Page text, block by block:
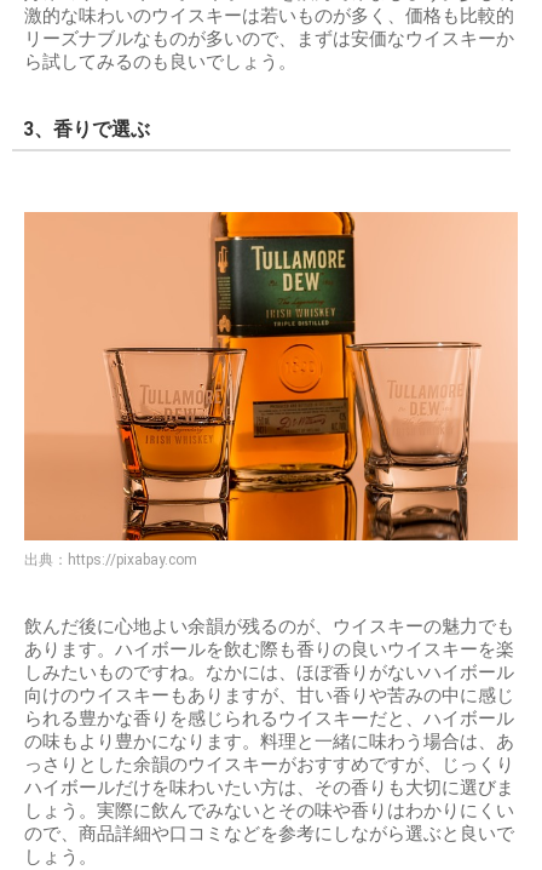
激的な味わいのウイスキーは若いものが多く、価格も比較的
リーズナブルなものが多いので、まずは安価なウイスキーか
ら試してみるのも良いでしょう。
3、香りで選ぶ
出典： https://pixabay.com
飲んだ後に心地よい余韻が残るのが、ウイスキーの魅力でも
あります。ハイボールを飲む際も香りの良いウイスキーを楽
しみたいものですね。なかには、ほぼ香りがないハイボール
向けのウイスキーもありますが、甘い香りや苦みの中に感じ
られる豊かな香りを感じられるウイスキーだと、ハイボール
の味もより豊かになります。料理と一緒に味わう場合は、あ
っさりとした余韻のウイスキーがおすすめですが、じっくり
ハイボールだけを味わいたい方は、その香りも大切に選びま
しょう。実際に飲んでみないとその味や香りはわかりにくい
ので、商品詳細や口コミなどを参考にしながら選ぶと良いで
しょう。